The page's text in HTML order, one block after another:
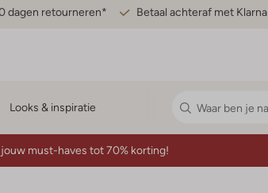
dagen retourneren* Betaal achteraf met Klarna
Looks & inspiratie
jouw must-haves tot 70% korting!